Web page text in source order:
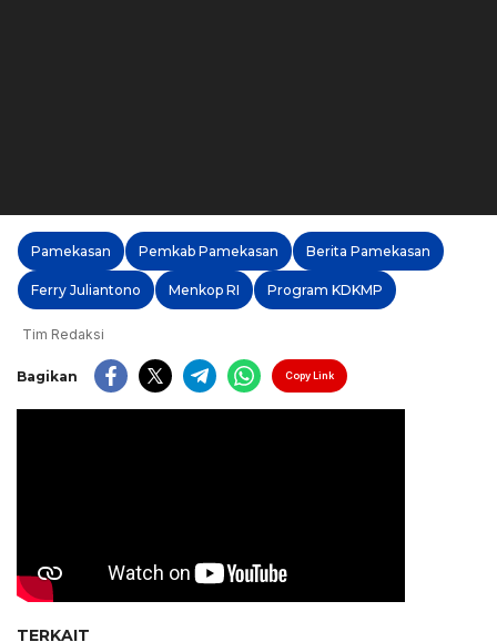
Pamekasan Pemkab Pamekasan Berita Pamekasan
Ferry Juliantono Menkop RI Program KDKMP
Tim Redaksi
Bagikan Copy Link
TERKAIT